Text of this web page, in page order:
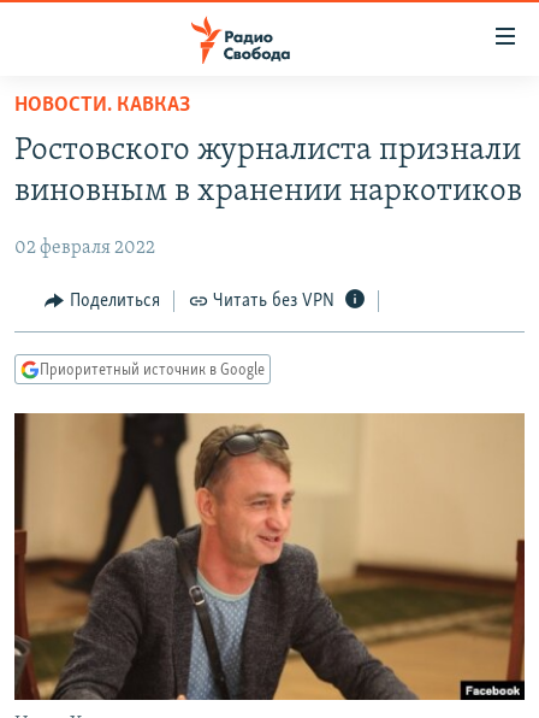
упрощенного
доступа
основному
Вернутся
главной
навигации
Вернутся
АВТОРСКИЕ ПРОЕКТЫ
ЦИТАТЫ СВОБОДЫ
МНЕНИЯ
IDEL.РЕАЛИИ
СЕВЕР.РЕАЛИИ
СИБИРЬ.РЕАЛИИ
РАСПИСАНИЕ ВЕЩАНИЯ
ПОДПИШИТЕСЬ НА РАССЫЛКУ
СОЦИАЛЬНЫЕ СЕТИ
НОВОСТИ. КАВКАЗ
Ростовского журналиста признали
виновным в хранении наркотиков
02 февраля 2022
Поделиться Читать без VPN
Приоритетный источник в Google